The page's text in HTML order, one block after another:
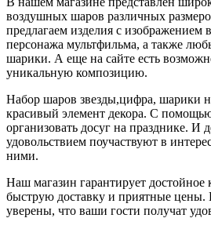
воздушных шаров различных
предлагаем изделия с изображением
персонажа мультфильма, а также
шарики. А еще на сайте есть
уникальную композицию.
Набор шаров звезды,цифра, шарики
красивый элемент декора. С
организовать досуг на празднике. И
удовольствием поучаствуют в
ними.
Наш магазин гарантирует достойное
быструю доставку и приятные цены.
уверены, что ваши гости получат